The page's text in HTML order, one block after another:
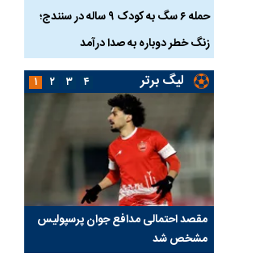
حمله ۶ سگ به کودک ۹ ساله در سنندج؛
زنگ خطر دوباره به صدا درآمد
لیگ برتر
مقصد احتمالی مدافع جوان پرسپولیس
مشخص شد
۱ ۲ ۳ ۴